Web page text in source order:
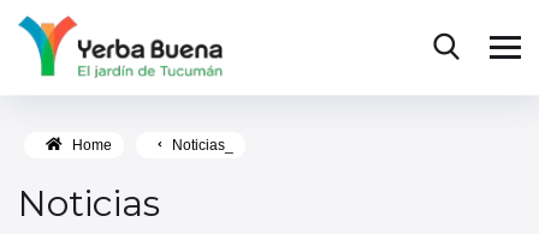
Home Noticias_
Noticias